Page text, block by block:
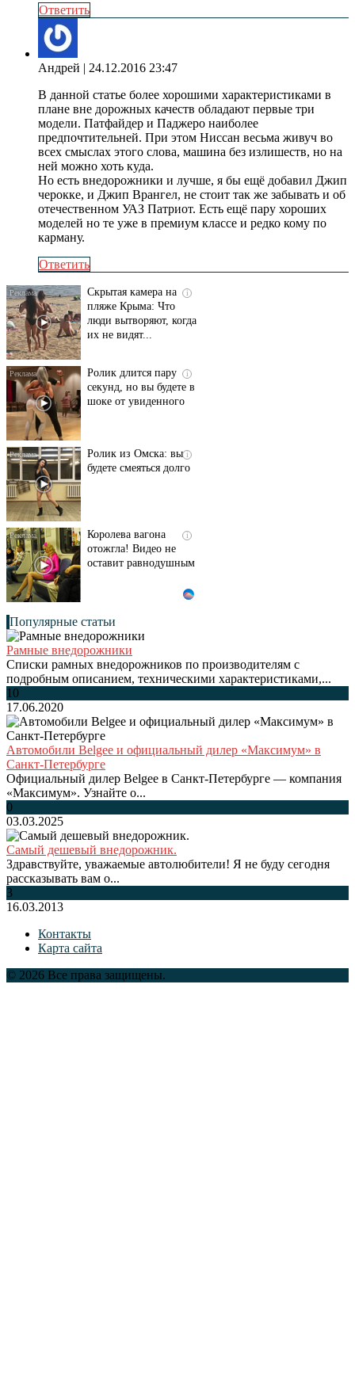
Ответить
Андрей | 24.12.2016 23:47
В данной статье более хорошими характеристиками в
плане вне дорожных качеств обладают первые три
модели. Патфайдер и Паджеро наиболее
предпочтительней. При этом Ниссан весьма живуч во
всех смыслах этого слова, машина без излишеств, но на
ней можно хоть куда.
Но есть внедорожники и лучше, я бы ещё добавил Джип
черокке, и Джип Врангел, не стоит так же забывать и об
отечественном УАЗ Патриот. Есть ещё пару хороших
моделей но те уже в премиум классе и редко кому по
карману.
Ответить
i
Скрытая камера на
пляже Крыма: Что
люди вытворяют, когда
их не видят...
i
Ролик длится пару
секунд, но вы будете в
шоке от увиденного
i
Ролик из Омска: вы
будете смеяться долго
i
Королева вагона
отожгла! Видео не
оставит равнодушным
Популярные статьи
Рамные внедорожники
Списки рамных внедорожников по производителям с
подробным описанием, техническими характеристиками,...
10
17.06.2020
Автомобили Belgee и официальный дилер «Максимум» в
Санкт-Петербурге
Официальный дилер Belgee в Санкт-Петербурге — компания
«Максимум». Узнайте о...
0
03.03.2025
Самый дешевый внедорожник.
Здравствуйте, уважаемые автолюбители! Я не буду сегодня
рассказывать вам о...
3
16.03.2013
Контакты
Карта сайта
© 2026 Все права защищены.